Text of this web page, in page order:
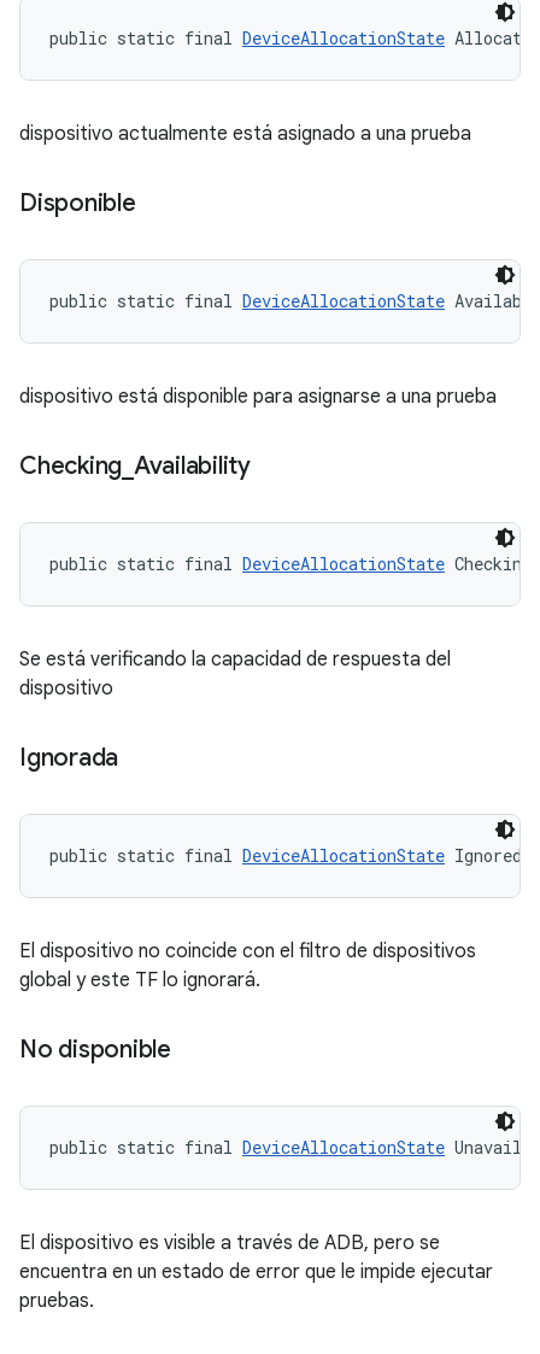
public static final DeviceAllocationState Allocated
dispositivo actualmente está asignado a una prueba
Disponible
public static final DeviceAllocationState Available
dispositivo está disponible para asignarse a una prueba
Checking Availability
public static final DeviceAllocationState
Se está verificando la capacidad de respuesta del
dispositivo
Ignorada
public static final DeviceAllocationState Ignored
El dispositivo no coincide con el filtro de dispositivos
global y este TF lo ignorará.
No disponible
public static final DeviceAllocationState
El dispositivo es visible a través de ADB, pero se
encuentra en un estado de error que le impide ejecutar
pruebas.